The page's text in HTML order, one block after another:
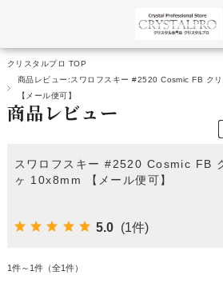
クリスタルプロ TOP
商品レビュー:スワロフスキー #2520 Cosmic FB ク
【メール便可】
商品レビュー
スワロフスキー #2520 Cosmic FB
ヶ 10x8mm 【メール便可】
5.0 (1件)
1件～1件（全1件）